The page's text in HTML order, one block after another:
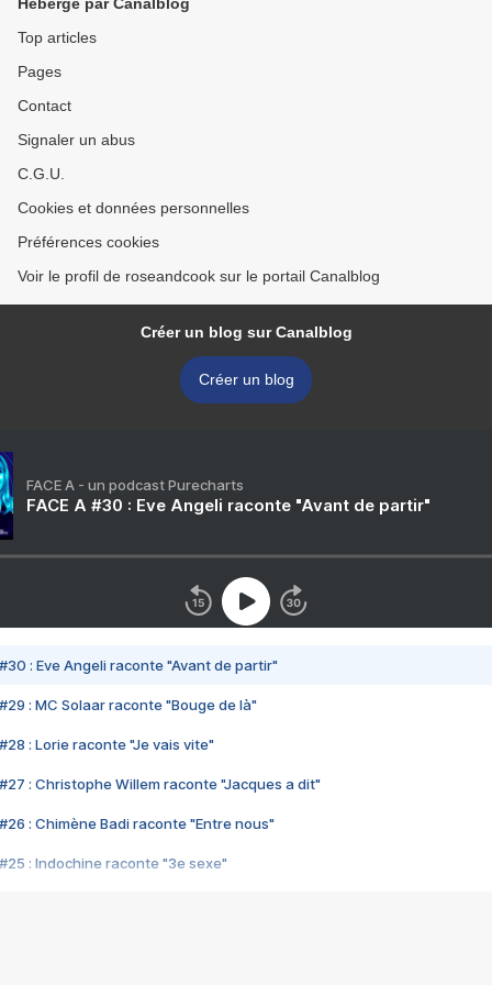
Top articles
Pages
Contact
Signaler un abus
C.G.U.
Cookies et données personnelles
Préférences cookies
Voir le profil de roseandcook sur le portail Canalblog
Créer un blog sur Canalblog
Créer un blog
FACE A - un podcast Purecharts
FACE A #30 : Eve Angeli raconte "Avant de partir"
#30 : Eve Angeli raconte "Avant de partir"
#29 : MC Solaar raconte "Bouge de là"
#28 : Lorie raconte "Je vais vite"
#27 : Christophe Willem raconte "Jacques a dit"
#26 : Chimène Badi raconte "Entre nous"
#25 : Indochine raconte "3e sexe"